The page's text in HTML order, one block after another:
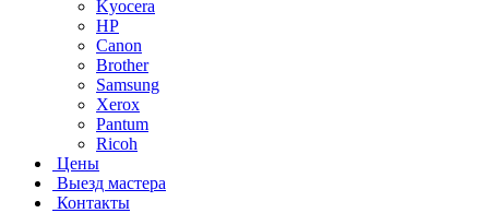
Kyocera
HP
Canon
Brother
Samsung
Xerox
Pantum
Ricoh
Цены
Выезд мастера
Контакты